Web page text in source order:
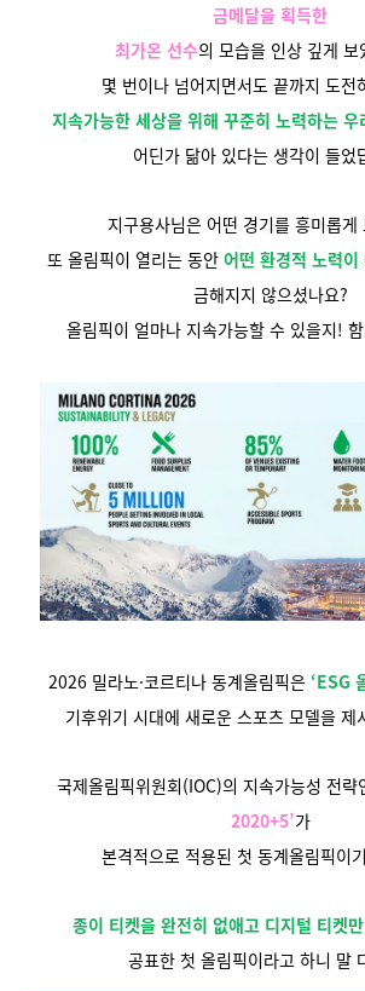
금메달을 획득한
최가온 선수의 모습을 인상 깊게 보
몇 번이나 넘어지면서도 끝까지 도전
지속가능한 세상을 위해 꾸준히 노력하는 우
어딘가 닮아 있다는 생각이 들었
지구용사님은 어떤 경기를 흥미롭게
또 올림픽이 열리는 동안 어떤 환경적 노력이
금해지지 않으셨나요?
올림픽이 얼마나 지속가능할 수 있을지!
2026 밀라노·코르티나 동계올림픽은 ‘ESG
기후위기 시대에 새로운 스포츠 모델을 제
국제올림픽위원회(IOC)의 지속가능성 전략
2020+5’가
본격적으로 적용된 첫 동계올림픽이
종이 티켓을 완전히 없애고 디지털 티켓
공표한 첫 올림픽이라고 하니 말